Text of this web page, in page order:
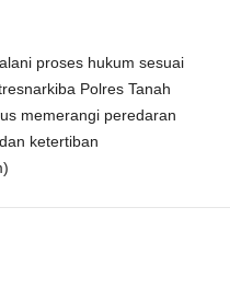
proses hukum sesuai
Polres Tanah
memerangi peredaran
ketertiban